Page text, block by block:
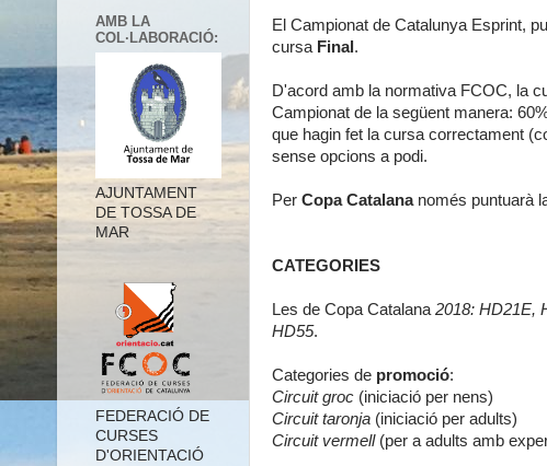
El Campionat de Catalunya Esprint,
cursa Final .
D'acord amb la normativa FCOC, la
Campionat de la següent manera:
que hagin fet la cursa correctament
sense opcions a podi.
Per Copa Catalananomés puntuarà
CATEGORIES
Les de Copa Catalana 2018: HD21E,
HD55.
Categories de promoció:
Circuit groc (iniciació per nens)
Circuit taronja (iniciació per adults)
Circuit vermell(per a adults amb
AMB LA
COL·LABORACIÓ:
AJUNTAMENT
DE TOSSA DE
MAR
FEDERACIÓ DE
CURSES
D'ORIENTACIÓ